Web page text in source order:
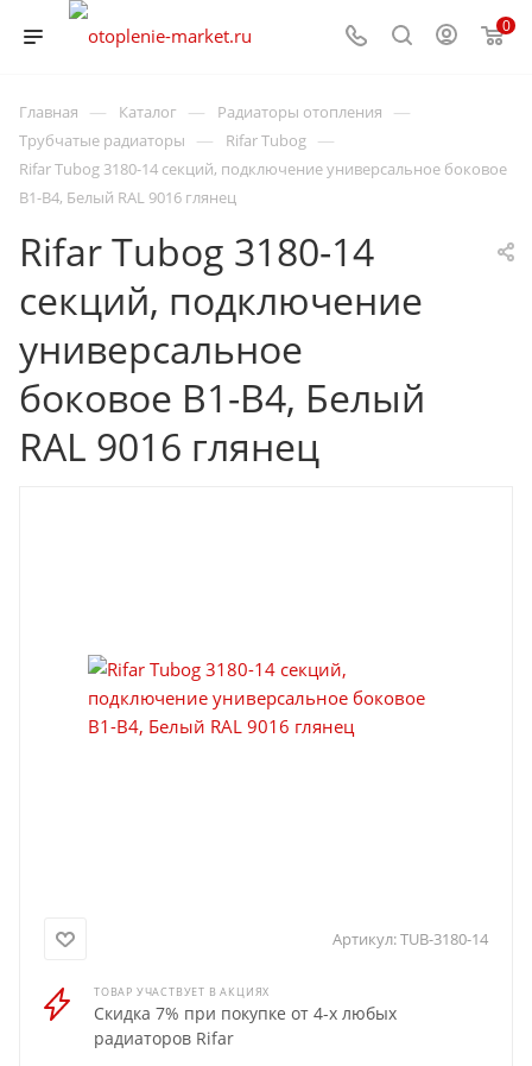
0
Главная — Каталог — Радиаторы отопления —
Трубчатые радиаторы — Rifar Tubog —
Rifar Tubog 3180-14 секций, подключение универсальное боковое
B1-B4, Белый RAL 9016 глянец
Rifar Tubog 3180-14
секций, подключение
универсальное
боковое B1-B4, Белый
RAL 9016 глянец
Артикул:TUB-3180-14
ТОВАР УЧАСТВУЕТ В АКЦИЯХ
Скидка 7% при покупке от 4-х любых
радиаторов Rifar